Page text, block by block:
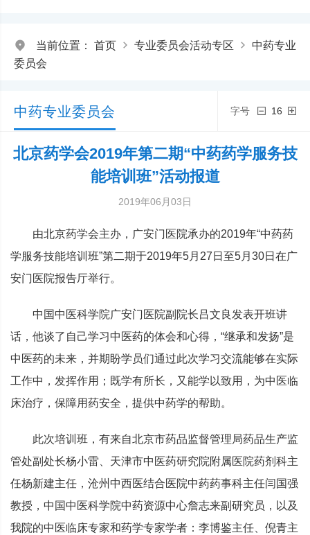
当前位置： 首页 专业委员会活动专区
中药专业
委员会
中药专业委员会 字号 16
北京药学会2019年第二期“中药药学服务技
能培训班”活动报道
2019年06月03日
由北京药学会主办，广安门医院承办的2019年“中药药
学服务技能培训班”第二期于2019年5月27日至5月30日在广
安门医院报告厅举行。
中国中医科学院广安门医院副院长吕文良发表开班讲
话，他谈了自己学习中医药的体会和心得，“继承和发扬”是
中医药的未来，并期盼学员们通过此次学习交流能够在实际
工作中，发挥作用；既学有所长，又能学以致用，为中医临
床治疗，保障用药安全，提供中药学的帮助。
此次培训班，有来自北京市药品监督管理局药品生产监
管处副处长杨小雷、天津市中医药研究院附属医院药剂科主
任杨新建主任，沧州中西医结合医院中药药事科主任闫国强
教授，中国中医科学院中药资源中心詹志来副研究员，以及
我院的中医临床专家和药学专家学者：李博鉴主任、倪青主